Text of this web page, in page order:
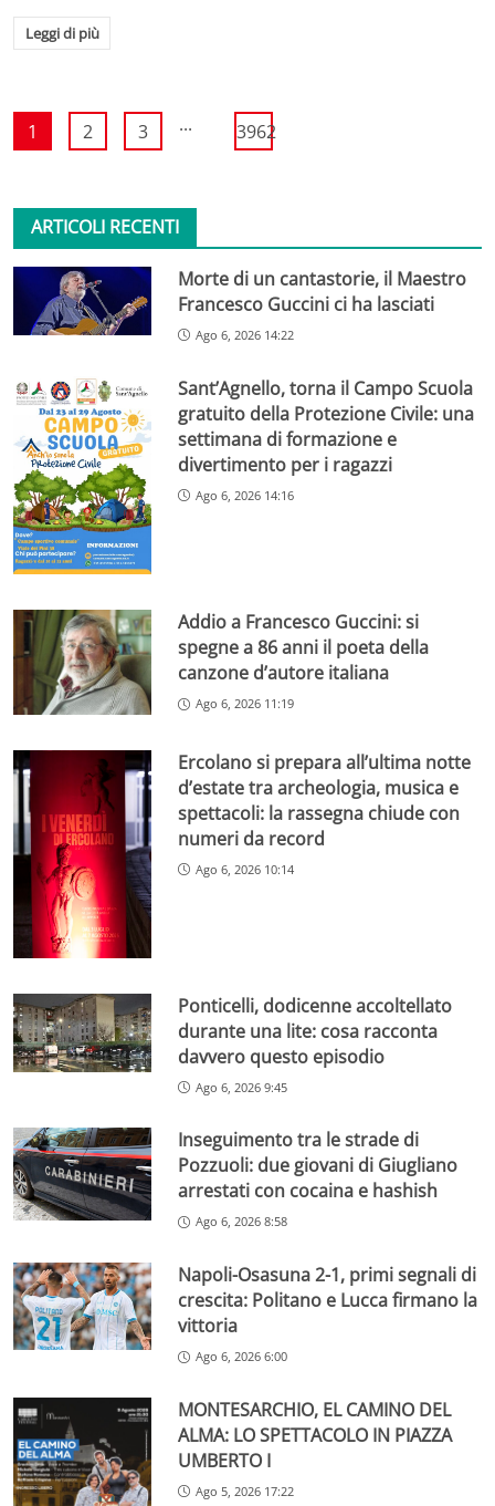
Leggi di più
1 2 3 ... 3962
ARTICOLI RECENTI
Morte di un cantastorie, il Maestro
Francesco Guccini ci ha lasciati
Ago 6, 2026 14:22
Sant’Agnello, torna il Campo Scuola
gratuito della Protezione Civile: una
settimana di formazione e
divertimento per i ragazzi
Ago 6, 2026 14:16
Addio a Francesco Guccini: si
spegne a 86 anni il poeta della
canzone d’autore italiana
Ago 6, 2026 11:19
Ercolano si prepara all’ultima notte
d’estate tra archeologia, musica e
spettacoli: la rassegna chiude con
numeri da record
Ago 6, 2026 10:14
Ponticelli, dodicenne accoltellato
durante una lite: cosa racconta
davvero questo episodio
Ago 6, 2026 9:45
Inseguimento tra le strade di
Pozzuoli: due giovani di Giugliano
arrestati con cocaina e hashish
Ago 6, 2026 8:58
Napoli-Osasuna 2-1, primi segnali di
crescita: Politano e Lucca firmano la
vittoria
Ago 6, 2026 6:00
MONTESARCHIO, EL CAMINO DEL
ALMA: LO SPETTACOLO IN PIAZZA
UMBERTO I
Ago 5, 2026 17:22